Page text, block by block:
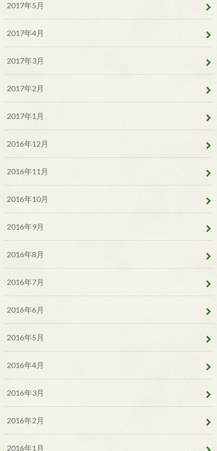
2017年5月
2017年4月
2017年3月
2017年2月
2017年1月
2016年12月
2016年11月
2016年10月
2016年9月
2016年8月
2016年7月
2016年6月
2016年5月
2016年4月
2016年3月
2016年2月
2016年1月